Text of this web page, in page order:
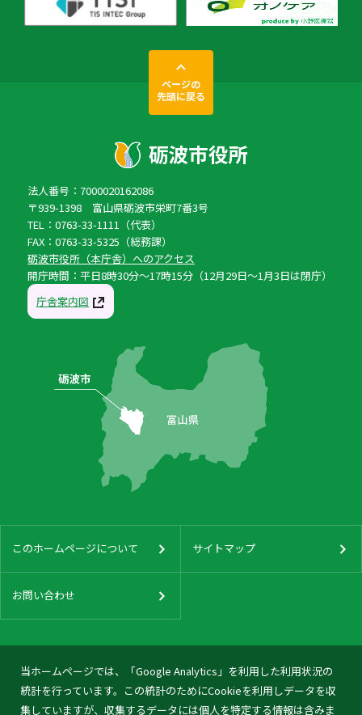
当ホームページでは、「Google Analytics」を利用した利用状況の
統計を行っています。この統計のためにCookieを利用しデータを収
集していますが、収集するデータには個人を特定する情報は含みま
ページの
先頭に戻る
法人番号：7000020162086
〒939-1398 富山県砺波市栄町7番3号
TEL：0763-33-1111（代表）
FAX：0763-33-5325（総務課）
砺波市役所（本庁舎）へのアクセス
開庁時間：平日8時30分〜17時15分（12月29日〜1月3日は閉庁）
庁舎案内図
このホームページについて サイトマップ
お問い合わせ